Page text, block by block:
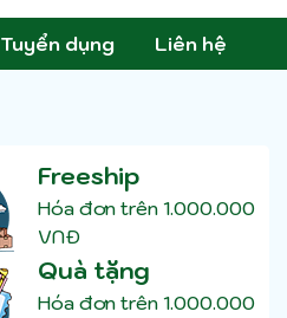
Tuyển dụng Liên hệ
Freeship
Hóa đơn trên 1.000.000
VNĐ
Quà tặng
Hóa đơn trên 1.000.000